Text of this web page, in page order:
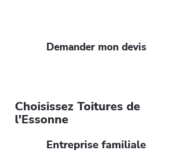
Demander mon devis
Choisissez Toitures de
l'Essonne
Entreprise familiale